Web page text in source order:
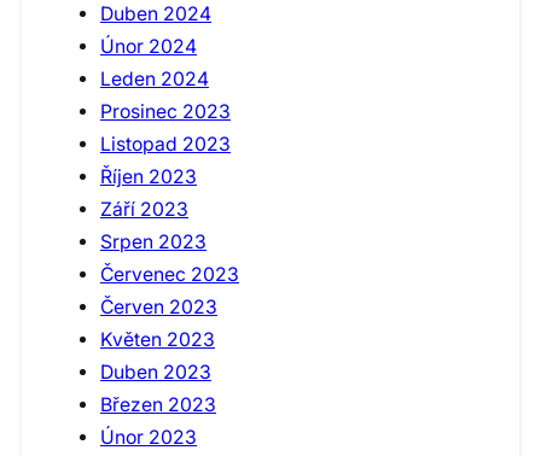
Duben 2024
Únor 2024
Leden 2024
Prosinec 2023
Listopad 2023
Říjen 2023
Září 2023
Srpen 2023
Červenec 2023
Červen 2023
Květen 2023
Duben 2023
Březen 2023
Únor 2023